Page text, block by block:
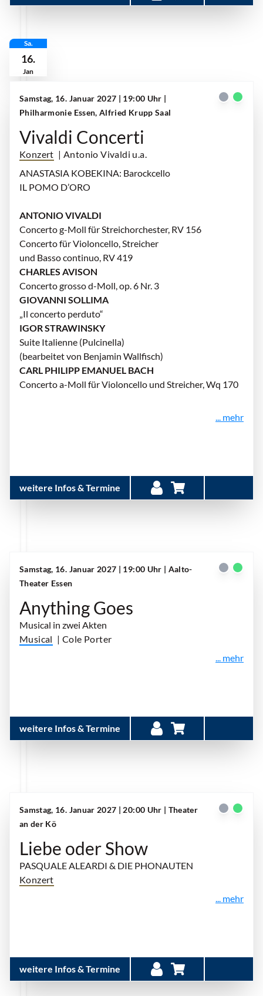
Sa.
16.
Jan
Samstag, 16. Januar 2027 | 19:00 Uhr |
Philharmonie Essen, Alfried Krupp Saal
Vivaldi Concerti
Konzert | Antonio Vivaldi u.a.
ANASTASIA KOBEKINA: Barockcello
IL POMO D’ORO
ANTONIO VIVALDI
Concerto g-Moll für Streichorchester, RV 156
Concerto für Violoncello, Streicher
und Basso continuo, RV 419
CHARLES AVISON
Concerto grosso d-Moll, op. 6 Nr. 3
GIOVANNI SOLLIMA
„Il concerto perduto“
IGOR STRAWINSKY
Suite Italienne (Pulcinella)
(bearbeitet von Benjamin Wallfisch)
CARL PHILIPP EMANUEL BACH
Concerto a-Moll für Violoncello und Streicher, Wq 170
... mehr
weitere Infos & Termine
Samstag, 16. Januar 2027 | 19:00 Uhr | Aalto-
Theater Essen
Anything Goes
Musical in zwei Akten
Musical | Cole Porter
... mehr
weitere Infos & Termine
Samstag, 16. Januar 2027 | 20:00 Uhr | Theater
an der Kö
Liebe oder Show
PASQUALE ALEARDI & DIE PHONAUTEN
Konzert
... mehr
weitere Infos & Termine